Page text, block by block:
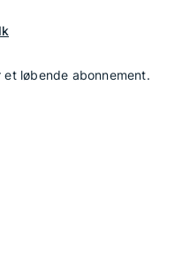
løbende abonnement.